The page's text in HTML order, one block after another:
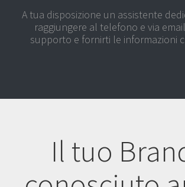
A tua disposizione un assistente
raggiungere al telefono e via
supporto e fornirti le informazioni
Il tuo